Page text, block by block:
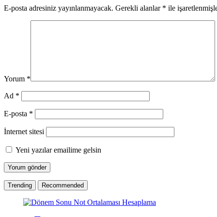
E-posta adresiniz yayınlanmayacak. Gerekli alanlar * ile
Yorum *
Ad *
E-posta *
İnternet sitesi
Yeni yazılar emailime gelsin
Trending Recommended